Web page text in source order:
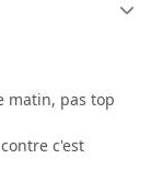
matin, pas top
c'est